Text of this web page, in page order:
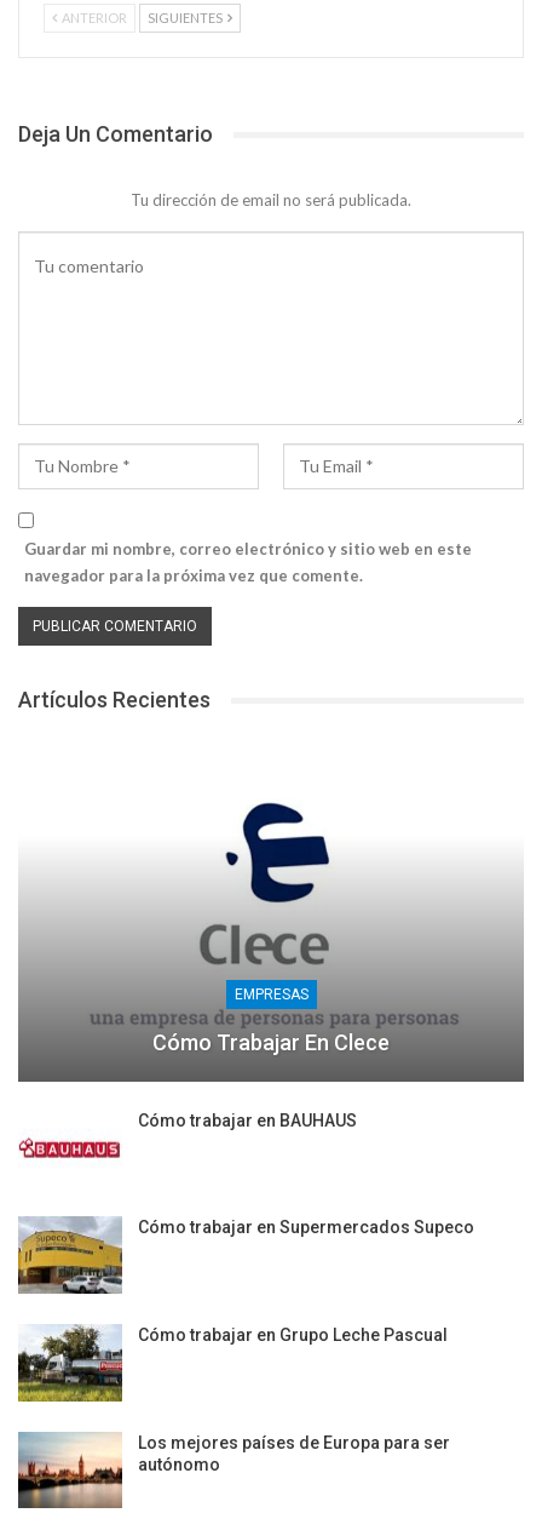
ANTERIOR SIGUIENTES
Deja Un Comentario
Tu dirección de email no será publicada.
Guardar mi nombre, correo electrónico y sitio web en este
navegador para la próxima vez que comente.
Artículos Recientes
EMPRESAS
Cómo Trabajar En Clece
Cómo trabajar en BAUHAUS
Cómo trabajar en Supermercados Supeco
Cómo trabajar en Grupo Leche Pascual
Los mejores países de Europa para ser
autónomo